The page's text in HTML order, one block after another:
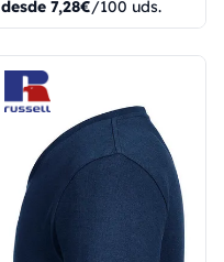
desde 7,28€/100 uds.